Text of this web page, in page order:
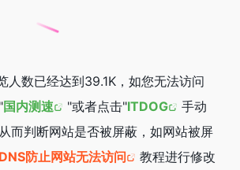
人数已经达到39.1K，如您无法访问
国内测速 "或者点击"ITDOG
手动
而判断网站是否被屏蔽，如网站被屏
防止网站无法访问
教程进行修改